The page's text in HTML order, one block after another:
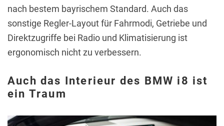
nach bestem bayrischem Standard. Auch das
sonstige Regler-Layout für Fahrmodi, Getriebe und
Direktzugriffe bei Radio und Klimatisierung ist
ergonomisch nicht zu verbessern.
Auch das Interieur des BMW i8 ist
ein Traum